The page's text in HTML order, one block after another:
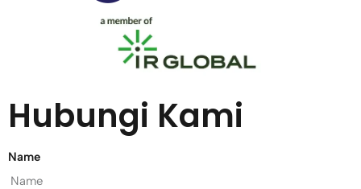
Hubungi Kami
Name